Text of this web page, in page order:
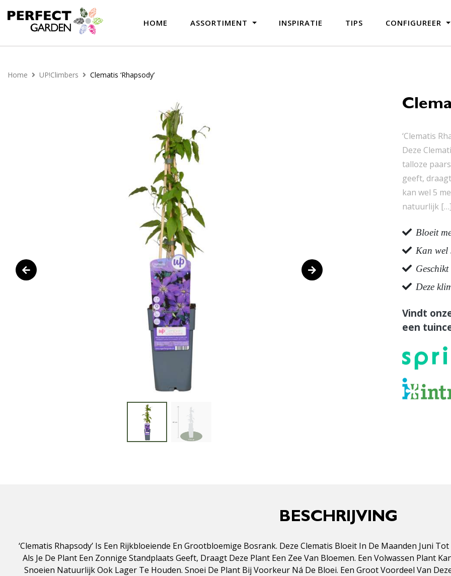
HOME ASSORTIMENT INSPIRATIE TIPS CONFIGUREER
Home UP!Climbers Clematis ‘Rhapsody’
‘Clematis
Deze
talloze
geeft,
kan wel 5
natuurlijk
Bloeit
Kan wel
Deze
Vindt
een
BESCHRIJVING
‘Clematis Rhapsody’ Is Een Rijkbloeiende En Grootbloemige Bosrank. Deze Clematis Bloeit In De Maanden Juni
Als Je De Plant Een Zonnige Standplaats Geeft, Draagt Deze Plant Een Zee Van Bloemen. Een Volwassen Plant
Snoeien Natuurlijk Ook Lager Te Houden. Snoei De Plant Bij Voorkeur Ná De Bloei. Een Groot Voordeel Van